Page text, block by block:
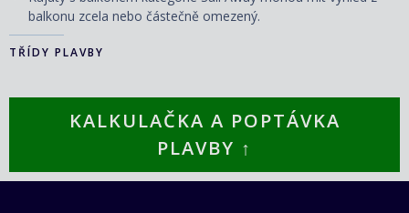
balkonu zcela nebo částečně omezený.
TŘÍDY PLAVBY
KALKULAČKA A POPTÁVKA
PLAVBY ↑